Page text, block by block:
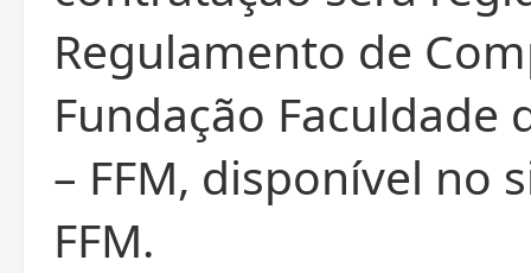
Regulamento de
Fundação Faculdade
– FFM, disponível no
FFM.